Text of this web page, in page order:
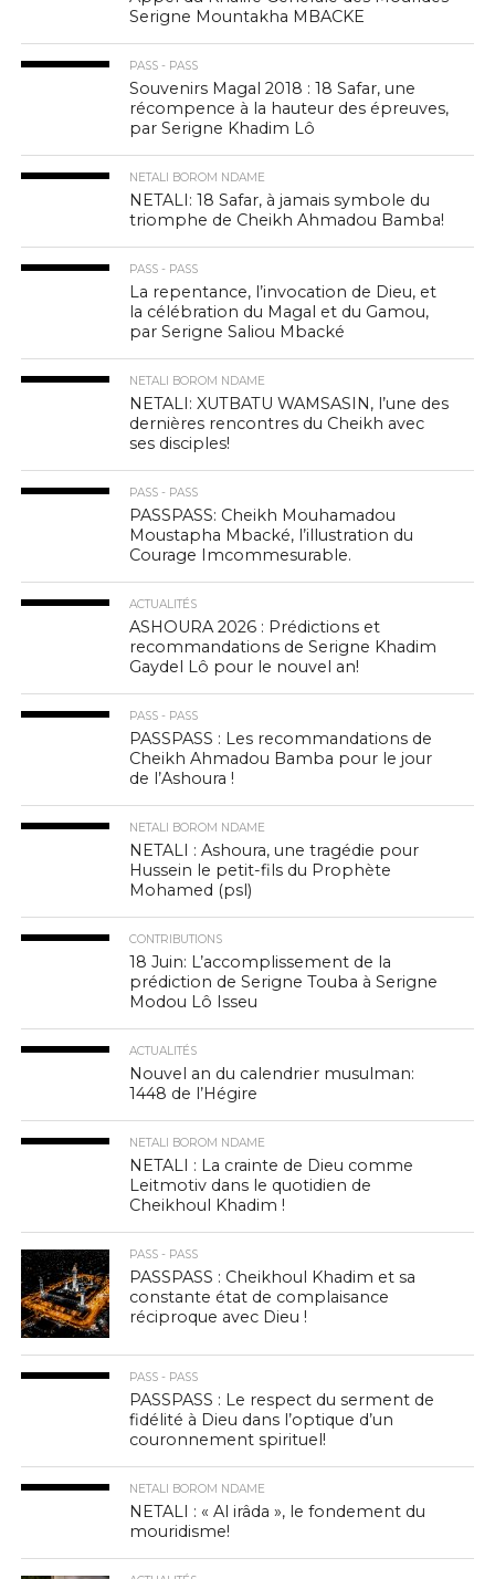
Serigne Mountakha MBACKE
PASS - PASS
Souvenirs Magal 2018 : 18 Safar, une
récompence à la hauteur des épreuves,
par Serigne Khadim Lô
NETALI BOROM NDAME
NETALI: 18 Safar, à jamais symbole du
triomphe de Cheikh Ahmadou Bamba!
PASS - PASS
La repentance, l’invocation de Dieu, et
la célébration du Magal et du Gamou,
par Serigne Saliou Mbacké
NETALI BOROM NDAME
NETALI: XUTBATU WAMSASIN, l’une des
dernières rencontres du Cheikh avec
ses disciples!
PASS - PASS
PASSPASS: Cheikh Mouhamadou
Moustapha Mbacké, l’illustration du
Courage Imcommesurable.
ACTUALITÉS
ASHOURA 2026 : Prédictions et
recommandations de Serigne Khadim
Gaydel Lô pour le nouvel an!
PASS - PASS
PASSPASS : Les recommandations de
Cheikh Ahmadou Bamba pour le jour
de l’Ashoura !
NETALI BOROM NDAME
NETALI : Ashoura, une tragédie pour
Hussein le petit-fils du Prophète
Mohamed (psl)
CONTRIBUTIONS
18 Juin: L’accomplissement de la
prédiction de Serigne Touba à Serigne
Modou Lô Isseu
ACTUALITÉS
Nouvel an du calendrier musulman:
1448 de l’Hégire
NETALI BOROM NDAME
NETALI : La crainte de Dieu comme
Leitmotiv dans le quotidien de
Cheikhoul Khadim !
PASS - PASS
PASSPASS : Cheikhoul Khadim et sa
constante état de complaisance
réciproque avec Dieu !
PASS - PASS
PASSPASS : Le respect du serment de
fidélité à Dieu dans l’optique d’un
couronnement spirituel!
NETALI BOROM NDAME
NETALI : « Al irâda », le fondement du
mouridisme!